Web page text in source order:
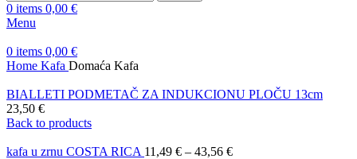
0 items 0,00 €
Menu
0 items 0,00 €
Home Kafa Domaća Kafa
BIALLETI PODMETAČ ZA INDUKCIONU PLOČU 13cm
23,50 €
Back to products
kafa u zrnu COSTA RICA 11,49 € – 43,56 €